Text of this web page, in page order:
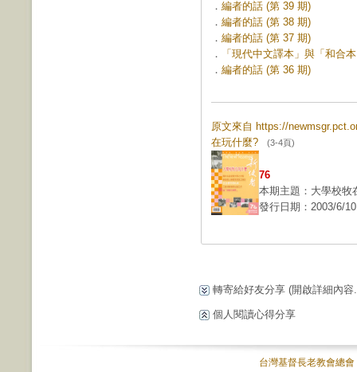
． 編者的話 (第 39 期)
． 編者的話 (第 38 期)
． 編者的話 (第 37 期)
．
「現代中文譯本」與「和合
． 編者的話 (第 36 期)
原文來自 https://
在玩什麼? (3-4頁)
76
本期主題：大學校牧
發行日期：2003/6/10
轉寄給好友分享 (開啟詳細內容
個人閱讀心得分享
台灣基督長老教會總會